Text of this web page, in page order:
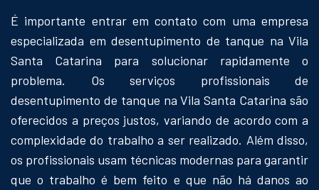
É importante entrar em contato com uma empresa
especializada em desentupimento de tanque na Vila
Santa Catarina para solucionar rapidamente o
problema. Os serviços profissionais de
desentupimento de tanque na Vila Santa Catarina são
oferecidos a preços justos, variando de acordo com a
complexidade do trabalho a ser realizado. Além disso,
os profissionais usam técnicas modernas para garantir
que o trabalho é bem feito e que não há danos ao